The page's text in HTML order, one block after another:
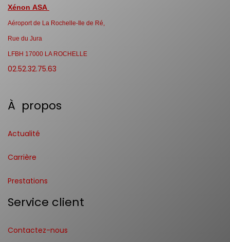
Xénon ASA
Aéroport de La Rochelle-Ile de Ré,
Rue du Jura
LFBH 17000 LA ROCHELLE
02.52.32.75.63
À propos
Actualité
Carrière
Prestations
Service client
Contactez-nous